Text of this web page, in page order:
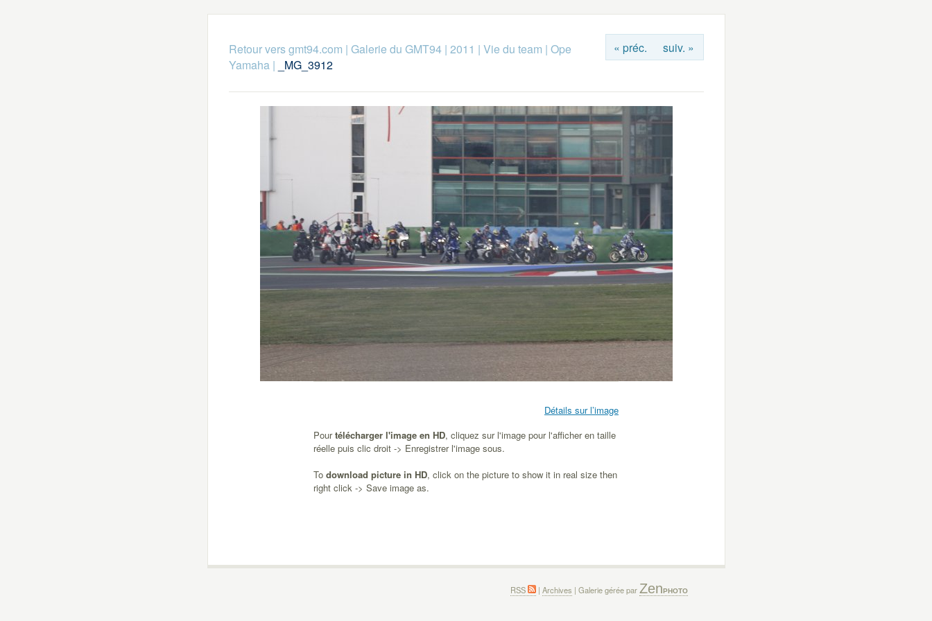
« préc. suiv. »
Retour vers gmt94.com | Galerie du GMT94| 2011 | Vie du team | Ope
Yamaha| _MG_3912
Détails sur l’image
Pourtélécharger l'image en HD, cliquez sur l'image pour l'afficher en taille
réelle puis clic droit -> Enregistrer l'image sous.
To download picture in HD, click on the picture to show it in real size then
right click -> Save image as.
RSS | Archives | Galerie gérée parZen PHOTO